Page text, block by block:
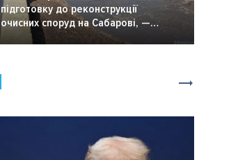
підготовку до реконструкції
очисних споруд на Сабарові, —
мер Вінниці.